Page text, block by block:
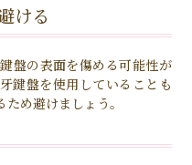
ける
盤の表面を傷める可能性が
鍵盤を使用していることも
め避けましょう。